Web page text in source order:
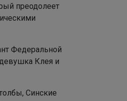
преодолеет
Федеральной
Клея и
Синские